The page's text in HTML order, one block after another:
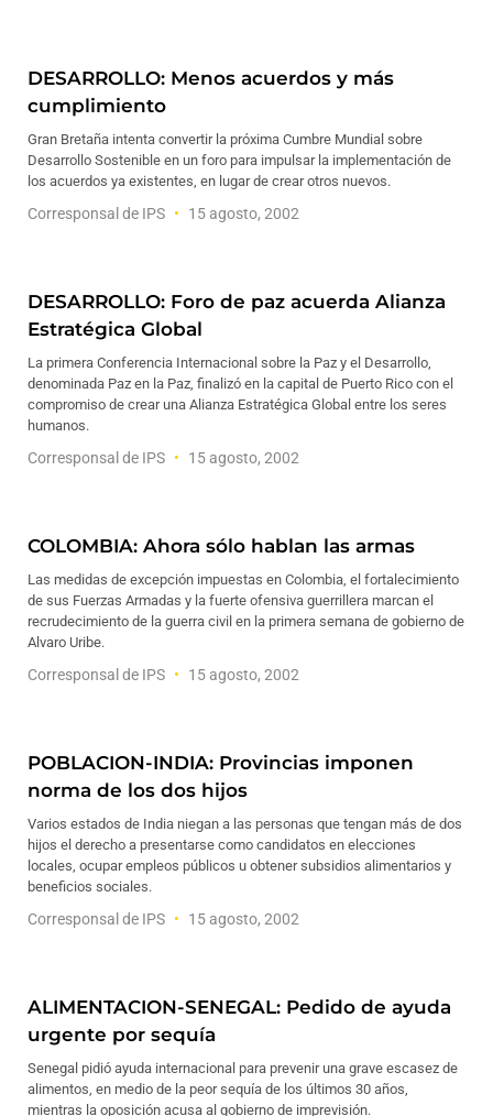
DESARROLLO: Menos acuerdos y más
cumplimiento
Gran Bretaña intenta convertir la próxima Cumbre Mundial sobre
Desarrollo Sostenible en un foro para impulsar la implementación de
los acuerdos ya existentes, en lugar de crear otros nuevos.
Corresponsal de IPS 15 agosto, 2002
DESARROLLO: Foro de paz acuerda Alianza
Estratégica Global
La primera Conferencia Internacional sobre la Paz y el Desarrollo,
denominada Paz en la Paz, finalizó en la capital de Puerto Rico con el
compromiso de crear una Alianza Estratégica Global entre los seres
humanos.
Corresponsal de IPS 15 agosto, 2002
COLOMBIA: Ahora sólo hablan las armas
Las medidas de excepción impuestas en Colombia, el fortalecimiento
de sus Fuerzas Armadas y la fuerte ofensiva guerrillera marcan el
recrudecimiento de la guerra civil en la primera semana de gobierno de
Alvaro Uribe.
Corresponsal de IPS 15 agosto, 2002
POBLACION-INDIA: Provincias imponen
norma de los dos hijos
Varios estados de India niegan a las personas que tengan más de dos
hijos el derecho a presentarse como candidatos en elecciones
locales, ocupar empleos públicos u obtener subsidios alimentarios y
beneficios sociales.
Corresponsal de IPS 15 agosto, 2002
ALIMENTACION-SENEGAL: Pedido de ayuda
urgente por sequía
Senegal pidió ayuda internacional para prevenir una grave escasez de
alimentos, en medio de la peor sequía de los últimos 30 años,
mientras la oposición acusa al gobierno de imprevisión.